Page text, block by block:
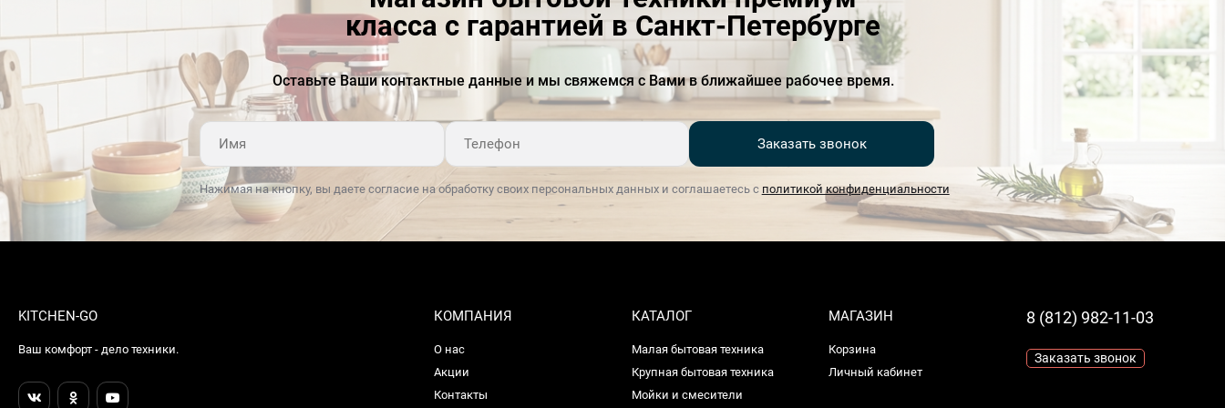
Количество степеней
30
Коллекция Стиль 50-х годов
Материал корпуса Нержавеющая сталь
Мощность, Вт
Напряжение, В 220-240
Помол кофе для эспрессо
помола
класса с гарантией в Санкт-Петербурге
Оставьте Ваши контактные данные и мы свяжемся с Вами в ближайшее рабочее время.
Заказать звонок
Нажимая на кнопку, вы даете согласие на обработку своих персональных данных и соглашаетесь с политикой конфиденциальности
KITCHEN-GO
Ваш комфорт - дело техники.
КОМПАНИЯ
О нас
Акции
Контакты
КАТАЛОГ
Малая бытовая техника
Крупная бытовая техника
Мойки и смесители
МАГАЗИН
Корзина
Личный кабинет
8 (812) 982-11-03
Заказать звонок